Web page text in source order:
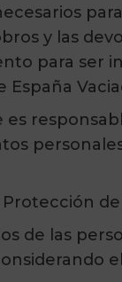
y las
para ser
es
de las